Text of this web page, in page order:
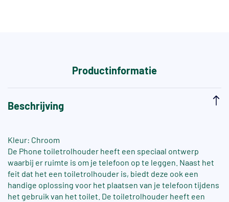
Productinformatie
Beschrijving
Kleur: Chroom
De Phone toiletrolhouder heeft een speciaal ontwerp
waarbij er ruimte is om je telefoon op te leggen. Naast het
feit dat het een toiletrolhouder is, biedt deze ook een
handige oplossing voor het plaatsen van je telefoon tijdens
het gebruik van het toilet. De toiletrolhouder heeft een